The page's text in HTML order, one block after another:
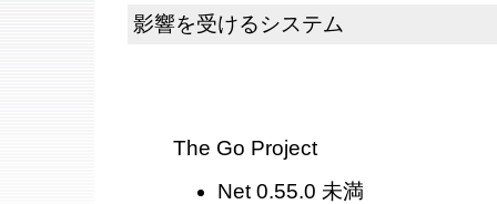
影響を受けるシステム
The Go Project
Net 0.55.0 未満